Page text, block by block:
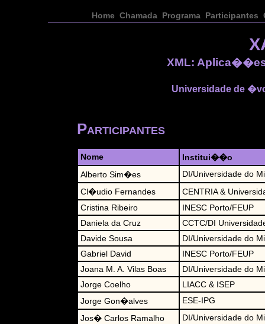
Home Chamada Programa Participantes
XML:
Universidade de
Participantes
Nome
Institui��o
Alberto Sim�es
DI/Universidade do
Cl�udio Fernandes
CENTRIA &
Cristina Ribeiro
INESC Porto/FEUP
Daniela da Cruz
CCTC/DI
Davide Sousa
DI/Universidade do
Gabriel David
INESC Porto/FEUP
Joana M. A. Vilas Boas
DI/Universidade do
Jorge Coelho
LIACC & ISEP
Jorge Gon�alves
ESE-IPG
Jos� Carlos Ramalho
DI/Universidade do